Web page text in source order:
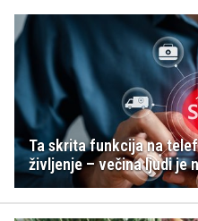
Ta skrita funkcija na
življenje – večina ljudi je